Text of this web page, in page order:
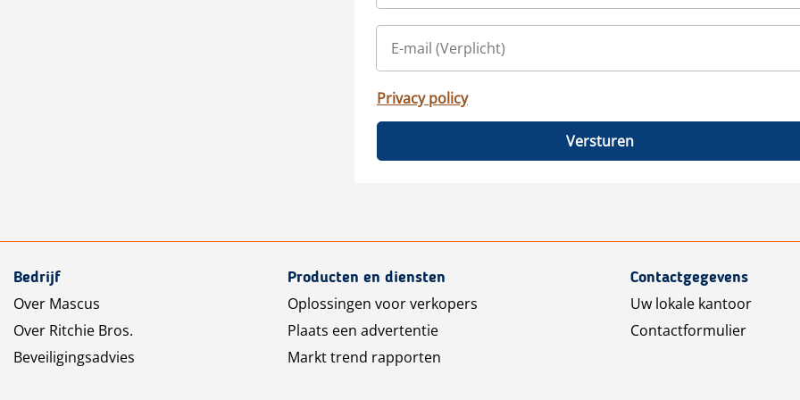
Privacy policy
Versturen
Bedrijf
Over Mascus
Over Ritchie Bros.
Beveiligingsadvies
Producten en diensten
Oplossingen voor verkopers
Plaats een advertentie
Markt trend rapporten
Contactgegevens
Uw lokale kantoor
Contactformulier